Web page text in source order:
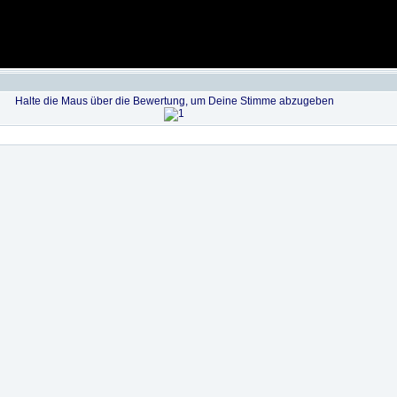
Halte die Maus über die Bewertung, um Deine Stimme abzugeben